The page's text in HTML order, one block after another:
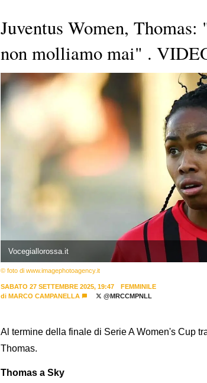
Juventus Women,
non molliamo mai" .
Vocegiallorossa.it
© foto di www.imagephotoagency.it
SABATO 27 SETTEMBRE 2025, 19:47
FEMMINILE
di MARCO CAMPANELLA @MRCCMPNLL
Al termine della finale di Serie A Women's Cup
Thomas.
Thomas a Sky